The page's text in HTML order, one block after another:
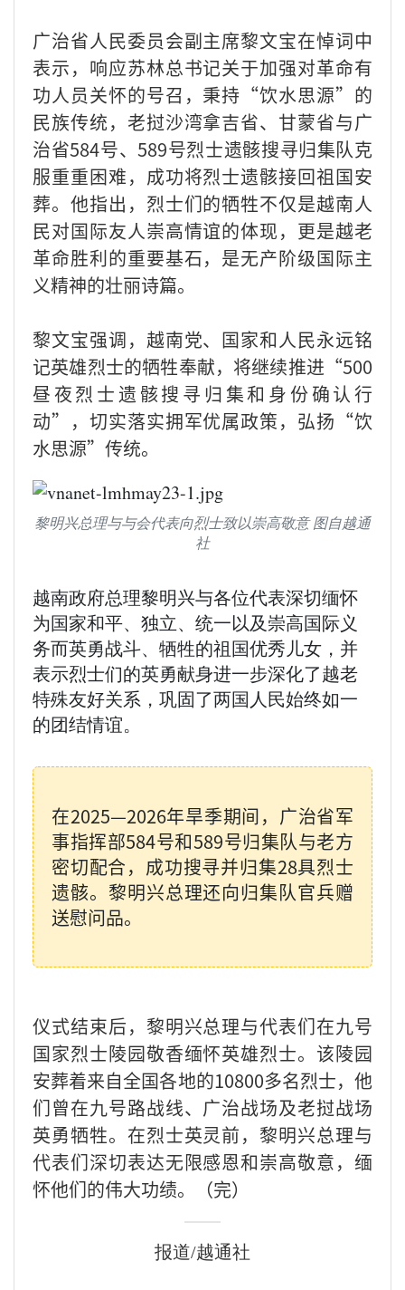
广治省人民委员会副主席黎文宝在悼词中
表示，响应苏林总书记关于加强对革命有
功人员关怀的号召，秉持“饮水思源”的
民族传统，老挝沙湾拿吉省、甘蒙省与广
治省584号、589号烈士遗骸搜寻归集队克
服重重困难，成功将烈士遗骸接回祖国安
葬。他指出，烈士们的牺牲不仅是越南人
民对国际友人崇高情谊的体现，更是越老
革命胜利的重要基石，是无产阶级国际主
义精神的壮丽诗篇。
黎文宝强调，越南党、国家和人民永远铭
记英雄烈士的牺牲奉献，将继续推进“500
昼夜烈士遗骸搜寻归集和身份确认行
动”，切实落实拥军优属政策，弘扬“饮
水思源”传统。
黎明兴总理与与会代表向烈士致以崇高敬意 图自越通
社
越南政府总理黎明兴与各位代表深切缅怀
为国家和平、独立、统一以及崇高国际义
务而英勇战斗、牺牲的祖国优秀儿女，并
表示烈士们的英勇献身进一步深化了越老
特殊友好关系，巩固了两国人民始终如一
的团结情谊。
在2025—2026年旱季期间，广治省军
事指挥部584号和589号归集队与老方
密切配合，成功搜寻并归集28具烈士
遗骸。黎明兴总理还向归集队官兵赠
送慰问品。
仪式结束后，黎明兴总理与代表们在九号
国家烈士陵园敬香缅怀英雄烈士。该陵园
安葬着来自全国各地的10800多名烈士，他
们曾在九号路战线、广治战场及老挝战场
英勇牺牲。在烈士英灵前，黎明兴总理与
代表们深切表达无限感恩和崇高敬意，缅
怀他们的伟大功绩。（完）
报道/越通社